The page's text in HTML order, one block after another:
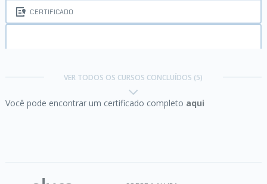
CERTIFICADO
VER TODOS OS CURSOS CONCLUÍDOS (5)
Você pode encontrar um certificado completo aqui